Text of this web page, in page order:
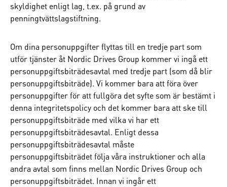
skyldighet enligt lag, t.ex. på grund av
penningtvättslagstiftning.
Om dina personuppgifter flyttas till en tredje part som
utför tjänster åt Nordic Drives Group kommer vi ingå ett
personuppgiftsbiträdesavtal med tredje part (som då blir
personuppgiftsbiträde). Vi kommer bara att föra över
personuppgifter för att fullgöra det syfte som är bestämt i
denna integritetspolicy och det kommer bara att ske till
personuppgiftsbiträde med vilka vi har ett
personuppgiftsbiträdesavtal. Enligt dessa
personuppgiftsbiträdesavtal måste
personuppgiftsbiträdet följa våra instruktioner och alla
andra avtal som finns mellan Nordic Drives Group och
personuppgiftsbiträdet. Innan vi ingår ett